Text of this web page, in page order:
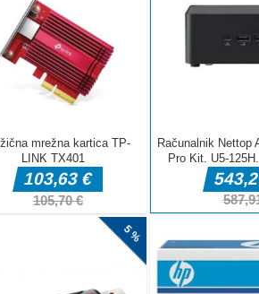
različnimi slikami terenskih
Z lahkoto ga igrate s
in na težji s 100 kosi slike s